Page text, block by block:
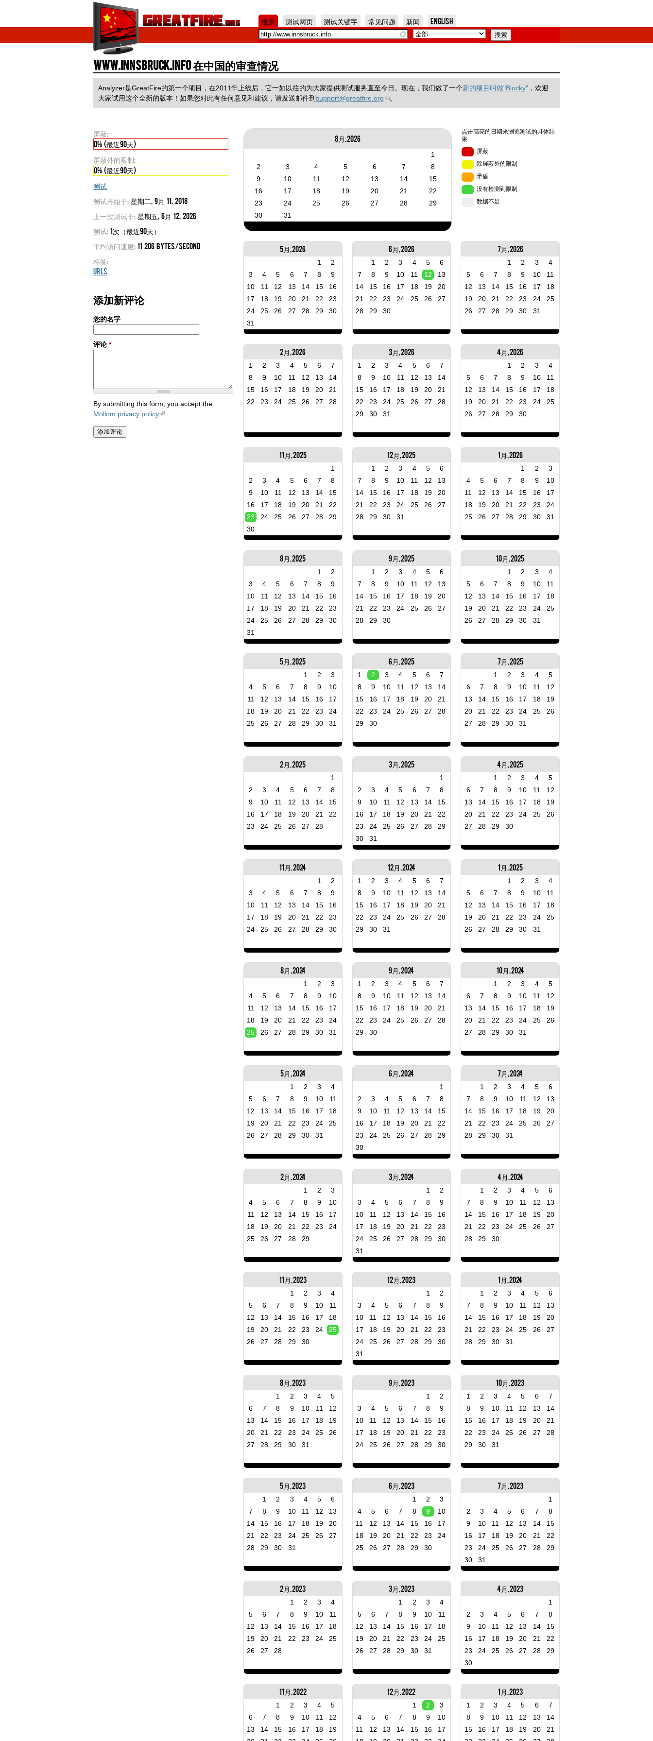
Jump to Navigation
搜索 测试网页 测试关键字 常见问题 新闻 English
www.innsbruck.info 在中国的审查情况
Analyzer是GreatFire的第一个项目，在2011年上线后，它一如以往的为大家提供测试服务直至今日。现在，我们做了一个新的项目叫做"Blocky" ，欢迎
大家试用这个全新的版本！如果您对此有任何意见和建议，请发送邮件到support@greatfire.org 。
点击高亮的日期来浏览测试的具体结
果
屏蔽
除屏蔽外的限制
矛盾
没有检测到限制
数据不足
8月, 2026
1
2
3 4 5 6 7
8
9
10 11 12 13 14
15
16
17 18 19 20 21
22
23
24 25 26 27 28
29
30
31
7月, 2026
1 2 3
4
5
6 7 8 9 10
11
12
13 14 15 16 17
18
19
20 21 22 23 24
25
26
27 28 29 30 31
6月, 2026
1 2 3 4 5
6
7
8 9 10 11 12
13
14
15 16 17 18 19
20
21
22 23 24 25 26
27
28
29 30
5月, 2026
1
2
3
4 5 6 7 8
9
10
11 12 13 14 15
16
17
18 19 20 21 22
23
24
25 26 27 28 29
30
31
4月, 2026
1 2 3
4
5
6 7 8 9 10
11
12
13 14 15 16 17
18
19
20 21 22 23 24
25
26
27 28 29 30
3月, 2026
1 2 3 4 5 6
7
8
9 10 11 12 13
14
15
16 17 18 19 20
21
22
23 24 25 26 27
28
29
30 31
2月, 2026
1 2 3 4 5 6
7
8
9 10 11 12 13
14
15
16 17 18 19 20
21
22
23 24 25 26 27 28
1月, 2026
1 2
3
4
5 6 7 8 9
10
11
12 13 14 15 16
17
18
19 20 21 22 23
24
25
26 27 28 29 30 31
12月, 2025
1 2 3 4 5
6
7
8 9 10 11 12
13
14
15 16 17 18 19
20
21
22 23 24 25 26
27
28
29 30 31
11月, 2025
1
2
3 4 5 6 7
8
9
10 11 12 13 14
15
16
17 18 19 20 21
22
23
24 25 26 27 28
29
30
10月, 2025
1 2 3
4
5
6 7 8 9 10
11
12
13 14 15 16 17
18
19
20 21 22 23 24
25
26
27 28 29 30 31
9月, 2025
1 2 3 4 5
6
7
8 9 10 11 12
13
14
15 16 17 18 19
20
21
22 23 24 25 26
27
28
29 30
8月, 2025
1
2
3
4 5 6 7 8
9
10
11 12 13 14 15
16
17
18 19 20 21 22
23
24
25 26 27 28 29
30
31
7月, 2025
1 2 3 4
5
6
7 8 9 10 11
12
13
14 15 16 17 18
19
20
21 22 23 24 25
26
27
28 29 30 31
6月, 2025
1 2 3 4 5 6
7
8
9 10 11 12 13
14
15
16 17 18 19 20
21
22
23 24 25 26 27
28
29
30
5月, 2025
1 2
3
4
5 6 7 8 9
10
11
12 13 14 15 16
17
18
19 20 21 22 23
24
25
26 27 28 29 30 31
4月, 2025
1 2 3 4
5
6
7 8 9 10 11
12
13
14 15 16 17 18
19
20
21 22 23 24 25
26
27
28 29 30
3月, 2025
1
2
3 4 5 6 7
8
9
10 11 12 13 14
15
16
17 18 19 20 21
22
23
24 25 26 27 28
29
30
31
2月, 2025
1
2
3 4 5 6 7
8
9
10 11 12 13 14
15
16
17 18 19 20 21
22
23
24 25 26 27 28
1月, 2025
1 2 3
4
5
6 7 8 9 10
11
12
13 14 15 16 17
18
19
20 21 22 23 24
25
26
27 28 29 30 31
12月, 2024
1 2 3 4 5 6
7
8
9 10 11 12 13
14
15
16 17 18 19 20
21
22
23 24 25 26 27
28
29
30 31
11月, 2024
1
2
3
4 5 6 7 8
9
10
11 12 13 14 15
16
17
18 19 20 21 22
23
24
25 26 27 28 29 30
10月, 2024
1 2 3 4
5
6
7 8 9 10 11
12
13
14 15 16 17 18
19
20
21 22 23 24 25
26
27
28 29 30 31
9月, 2024
1 2 3 4 5 6
7
8
9 10 11 12 13
14
15
16 17 18 19 20
21
22
23 24 25 26 27
28
29
30
8月, 2024
1 2
3
4
5 6 7 8 9
10
11
12 13 14 15 16
17
18
19 20 21 22 23
24
25
26 27 28 29 30 31
7月, 2024
1 2 3 4 5
6
7
8 9 10 11 12
13
14
15 16 17 18 19
20
21
22 23 24 25 26
27
28
29 30 31
6月, 2024
1
2
3 4 5 6 7
8
9
10 11 12 13 14
15
16
17 18 19 20 21
22
23
24 25 26 27 28
29
30
5月, 2024
1 2 3
4
5
6 7 8 9 10
11
12
13 14 15 16 17
18
19
20 21 22 23 24
25
26
27 28 29 30 31
4月, 2024
1 2 3 4 5
6
7
8 9 10 11 12
13
14
15 16 17 18 19
20
21
22 23 24 25 26
27
28
29 30
3月, 2024
1
2
3
4 5 6 7 8
9
10
11 12 13 14 15
16
17
18 19 20 21 22
23
24
25 26 27 28 29
30
31
2月, 2024
1 2
3
4
5 6 7 8 9
10
11
12 13 14 15 16
17
18
19 20 21 22 23
24
25
26 27 28 29
1月, 2024
1 2 3 4 5
6
7
8 9 10 11 12
13
14
15 16 17 18 19
20
21
22 23 24 25 26
27
28
29 30 31
12月, 2023
1
2
3
4 5 6 7 8
9
10
11 12 13 14 15
16
17
18 19 20 21 22
23
24
25 26 27 28 29
30
31
11月, 2023
1 2 3
4
5
6 7 8 9 10
11
12
13 14 15 16 17
18
19
20 21 22 23 24
25
26
27 28 29 30
10月, 2023
1 2 3 4 5 6
7
8
9 10 11 12 13
14
15
16 17 18 19 20
21
22
23 24 25 26 27
28
29
30 31
9月, 2023
1
2
3
4 5 6 7 8
9
10
11 12 13 14 15
16
17
18 19 20 21 22
23
24
25 26 27 28 29 30
8月, 2023
1 2 3 4
5
6
7 8 9 10 11
12
13
14 15 16 17 18
19
20
21 22 23 24 25
26
27
28 29 30 31
7月, 2023
1
2
3 4 5 6 7
8
9
10 11 12 13 14
15
16
17 18 19 20 21
22
23
24 25 26 27 28
29
30
31
6月, 2023
1 2
3
4
5 6 7 8 9
10
11
12 13 14 15 16
17
18
19 20 21 22 23
24
25
26 27 28 29 30
5月, 2023
1 2 3 4 5
6
7
8 9 10 11 12
13
14
15 16 17 18 19
20
21
22 23 24 25 26
27
28
29 30 31
4月, 2023
1
2
3 4 5 6 7
8
9
10 11 12 13 14
15
16
17 18 19 20 21
22
23
24 25 26 27 28
29
30
3月, 2023
1 2 3
4
5
6 7 8 9 10
11
12
13 14 15 16 17
18
19
20 21 22 23 24
25
26
27 28 29 30 31
2月, 2023
1 2 3
4
5
6 7 8 9 10
11
12
13 14 15 16 17
18
19
20 21 22 23 24
25
26
27 28
1月, 2023
1 2 3 4 5 6
7
8
9 10 11 12 13
14
15
16 17 18 19 20
21
12月, 2022
1 2
3
4
5 6 7 8 9
10
11
12 13 14 15 16
17
11月, 2022
1 2 3 4
5
6
7 8 9 10 11
12
13
14 15 16 17 18
19
屏蔽:
0% (最近90天)
屏蔽外的限制:
0% (最近90天)
测试
测试开始于: 星期二, 9月 11, 2018
上一次测试于: 星期五, 6月 12, 2026
测试: 1次（最近90天）
平均访问速度: 11 206 bytes/second
标签:
URLs
添加新评论
您的名字
评论 *
By submitting this form, you accept the
Mollom privacy policy